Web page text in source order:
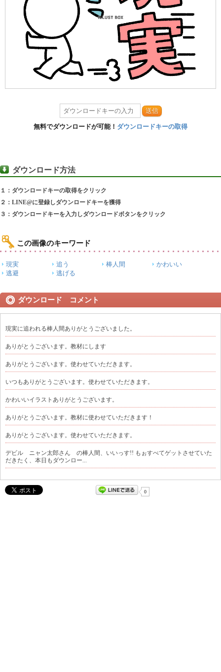
送信
無料でダウンロードが可能！ ダウンロードキーの取得
ダウンロード方法
１：ダウンロードキーの取得をクリック
２：LINE@に登録しダウンロードキーを獲得
３：ダウンロードキーを入力しダウンロードボタンをクリック
この画像のキーワード
現実 追う 棒人間
かわいい
逃避
逃げる
ダウンロード コメント
現実に追われる棒人間ありがとうございました。
ありがとうございます。教材にします
ありがとうございます。使わせていただきます。
いつもありがとうございます。使わせていただきます。
かわいいイラストありがとうございます。
ありがとうございます。教材に使わせていただきます！
ありがとうございます。使わせていただきます。
デビル ニャン太郎さん の棒人間、いいっす!! もぉすべてゲットさせていた
だきたく、本日もダウンロー...
0